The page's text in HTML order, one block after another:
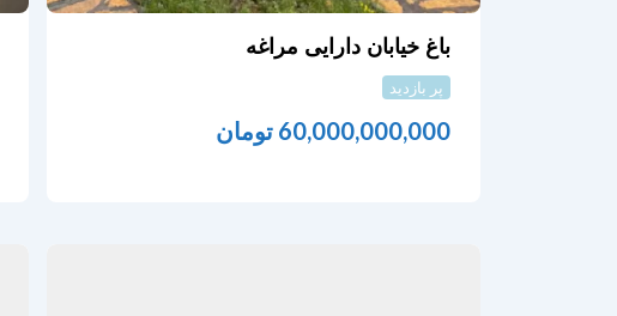
باغ خیابان دارایی مراغه
پر بازدید
60,000,000,000 تومان